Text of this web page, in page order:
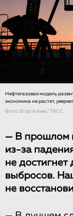
Нефтегазовая модель
экономика не растет,
Фото: Егор Алеев / ТАСС
— В прошлом
из-за
не достигнет
выбросов.
не